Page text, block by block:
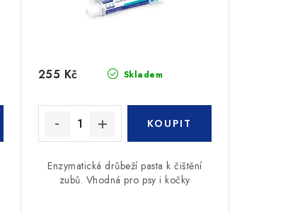
Skladem
255 Kč
Enzymatická drůbeží pasta k čištění
zubů. Vhodná pro psy i kočky